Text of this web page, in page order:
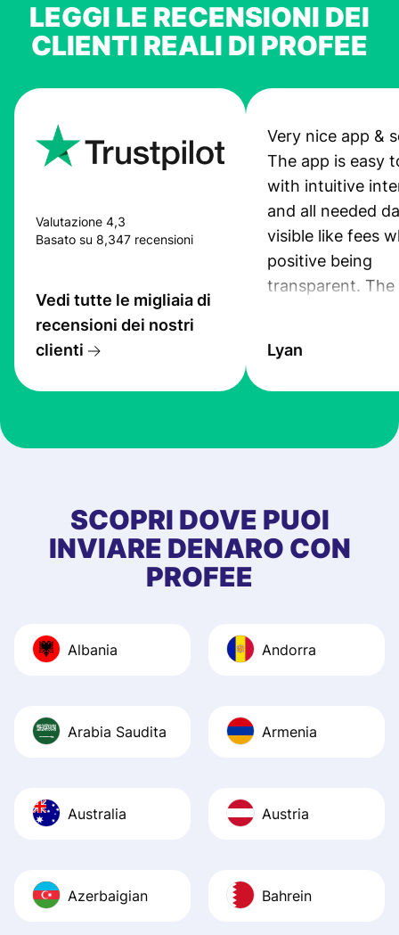
LEGGI LE RECENSIONI DEI
CLIENTI REALI DI PROFEE
Valutazione 4,3
Basato su 8,347 recensioni
Vedi tutte le migliaia di
recensioni dei nostri
clienti
Very nice app &
The app is easy
with intuitive
and all needed
visible like fees
positive being
transparent. The
the exchange
at Profee is very
first started
app, and they
quick to provide
Recommend it!
Lyan
SCOPRI DOVE PUOI
INVIARE DENARO CON
PROFEE
Albania Andorra
Arabia Saudita Armenia
Australia Austria
Azerbaigian Bahrein